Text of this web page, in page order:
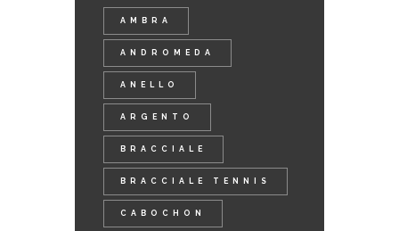
AMBRA
ANDROMEDA
ANELLO
ARGENTO
BRACCIALE
BRACCIALE TENNIS
CABOCHON